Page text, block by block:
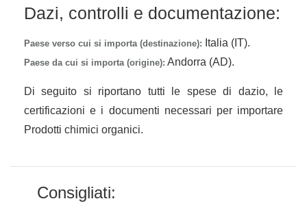
Dazi, controlli e documentazione:
Paese verso cui si importa (destinazione): Italia (IT).
Paese da cui si importa (origine): Andorra (AD).
Di seguito si riportano tutti le spese di dazio, le
certificazioni e i documenti necessari per importare
Prodotti chimici organici.
Consigliati: